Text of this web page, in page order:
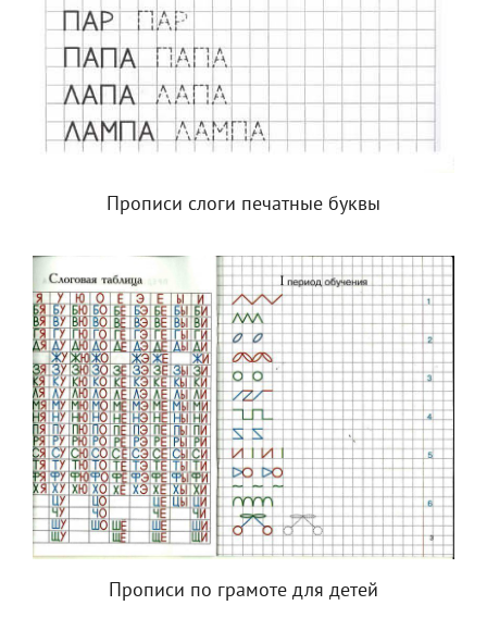
Прописи слоги печатные буквы
Прописи по грамоте для детей